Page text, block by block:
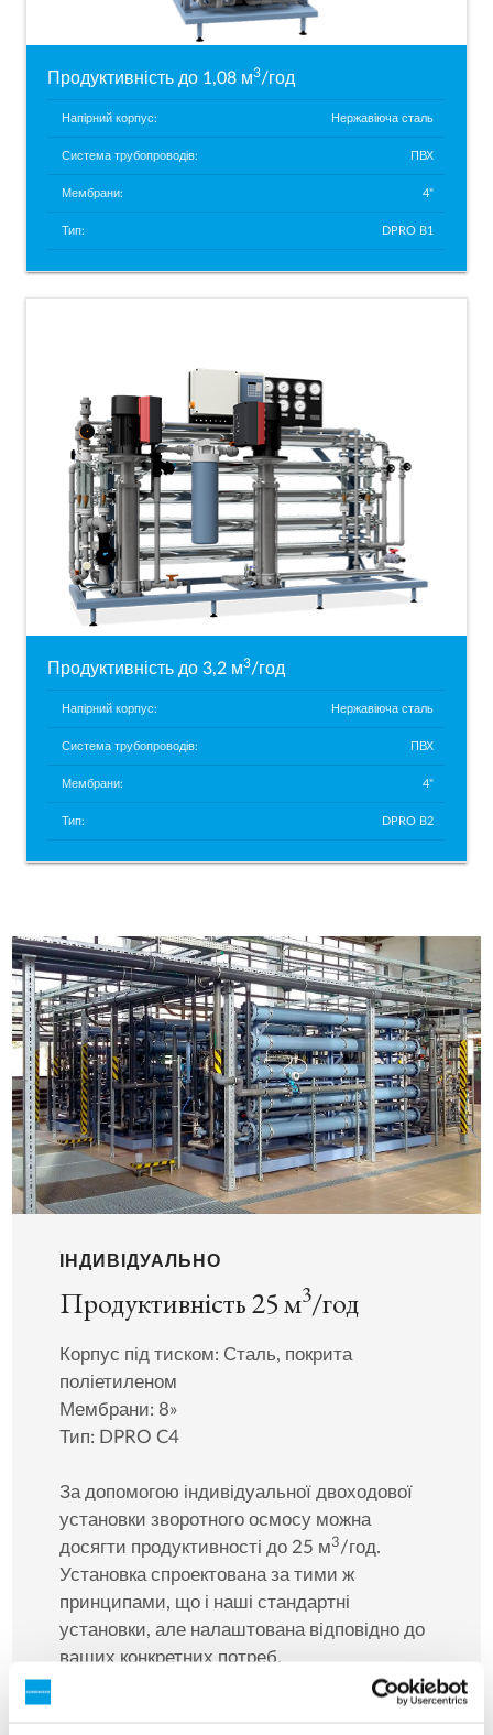
Продуктивність до 1,08 м3/год
Напірний корпус: Нержавіюча сталь
Система трубопроводів: ПВХ
Мембрани: 4"
Тип: DPRO B1
Продуктивність до 3,2 м3/год
Напірний корпус: Нержавіюча сталь
Система трубопроводів: ПВХ
Мембрани: 4"
Тип: DPRO B2
ІНДИВІДУАЛЬНО
Продуктивність 25 м3/год
Корпус під тиском: Сталь, покрита
поліетиленом
Мембрани: 8»
Тип: DPRO C4
За допомогою індивідуальної двоходової
установки зворотного осмосу можна
досягти продуктивності до 25 м3/год.
Установка спроектована за тими ж
принципами, що і наші стандартні
установки, але налаштована відповідно до
ваших конкретних потреб.